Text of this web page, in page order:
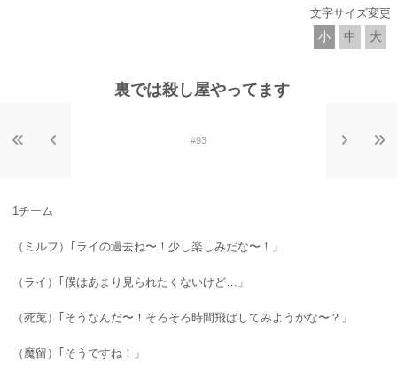
文字サイズ変更
小 中 大
裏では殺し屋やってます
#93
1チーム
（ミルフ）｢ライの過去ね〜！少し楽しみだな〜！」
（ライ）｢僕はあまり見られたくないけど…」
（死莵）｢そうなんだ〜！そろそろ時間飛ばしてみようかな〜？」
（魔留）｢そうですね！」